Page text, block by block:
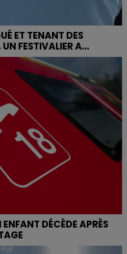
ET TENANT DES
FESTIVALIER A...
DÉCÈDE APRÈS